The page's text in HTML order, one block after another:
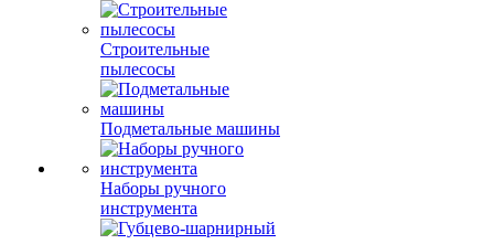
Строительные
пылесосы
Подметальные машины
Наборы ручного
инструмента